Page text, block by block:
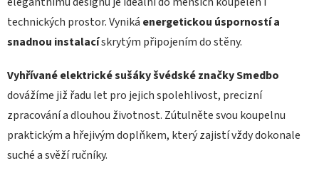
technických prostor. Vyniká energetickou úsporností a
snadnou instalacískrytým připojením do stěny.
Vyhřívané elektrické sušáky švédské značky Smedbo
dovážíme již řadu let pro jejich spolehlivost, precizní
zpracování a dlouhou životnost. Zútulněte svou koupelnu
praktickým a hřejivým doplňkem, který zajistí vždy dokonale
suché a svěží ručníky.